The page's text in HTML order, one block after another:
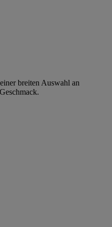
breiten Auswahl an